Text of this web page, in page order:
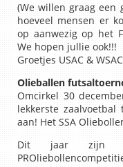
(We willen graag een
hoeveel mensen er
op aanwezig op het
We hopen jullie ook!!!
Groetjes USAC &
Olieballen
Omcirkel 30
lekkerste
aan! Het SSA
Dit jaar zijn